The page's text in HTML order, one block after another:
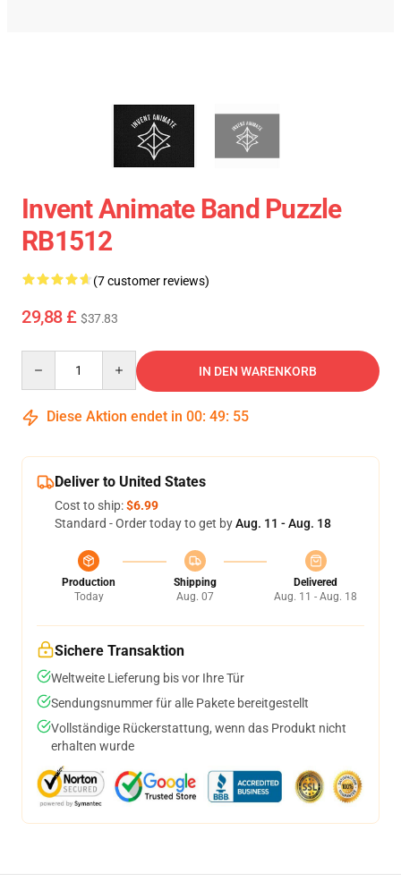
Invent Animate Band Puzzle
RB1512
(7 customer reviews)
29,88 £ $37.83
IN DEN WARENKORB
Diese Aktion endet in 00: 49: 54
Deliver to United States
Cost to ship:$6.99
Standard - Order today to get byAug. 11 - Aug. 18
Production
Today
Shipping
Aug. 07
Delivered
Aug. 11 - Aug. 18
Sichere Transaktion
Weltweite Lieferung bis vor Ihre Tür
Sendungsnummer für alle Pakete bereitgestellt
Vollständige Rückerstattung, wenn das Produkt nicht
erhalten wurde